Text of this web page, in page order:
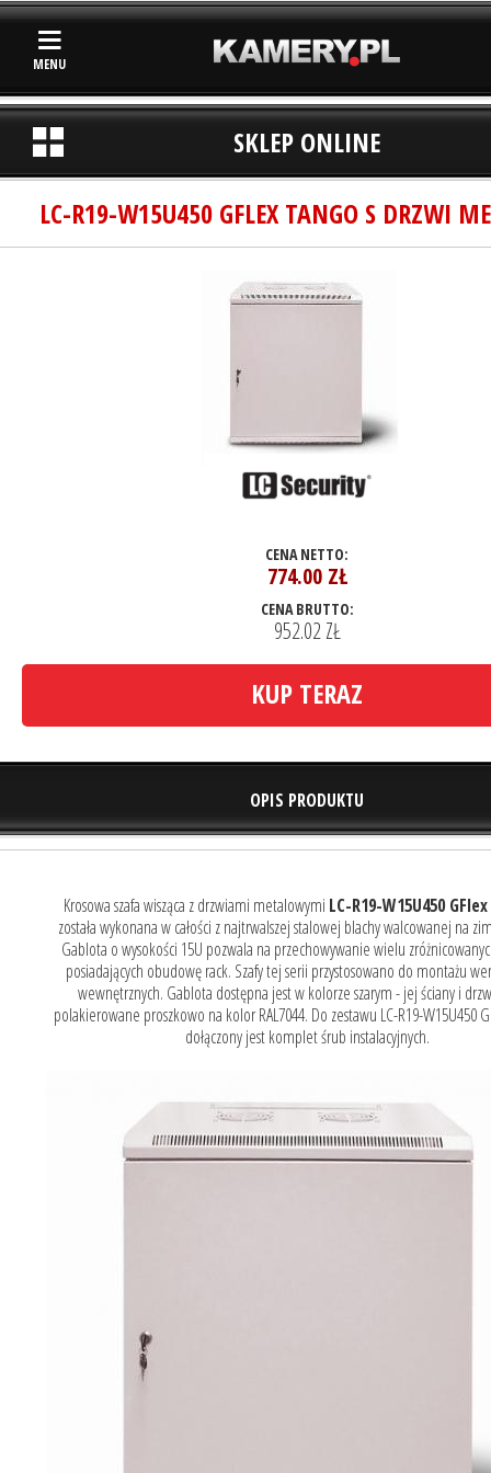
MENU
SKLEP ONLINE
LC-R19-W15U450 GFLEX TANGO S DRZWI
CENA NETTO:
774.00ZŁ
CENA BRUTTO:
952.02 ZŁ
KUP TERAZ
OPIS PRODUKTU
Krosowa szafa wisząca z drzwiami metalowymi LC-R19-W15U450
została wykonana w całości z najtrwalszej stalowej blachy walcowanej na
Gablota o wysokości 15U pozwala na przechowywanie wielu
posiadających obudowę rack. Szafy tej serii przystosowano do montażu
wewnętrznych. Gablota dostępna jest w kolorze szarym - jej ściany i
polakierowane proszkowo na kolor RAL7044. Do zestawu LC-R19-W15U450
dołączony jest komplet śrub instalacyjnych.